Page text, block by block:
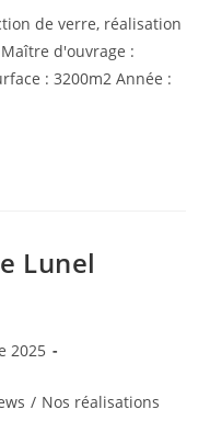
de verre, réalisation
d'ouvrage :
: 3200m2 Année :
Lunel
2025
/ Nos réalisations